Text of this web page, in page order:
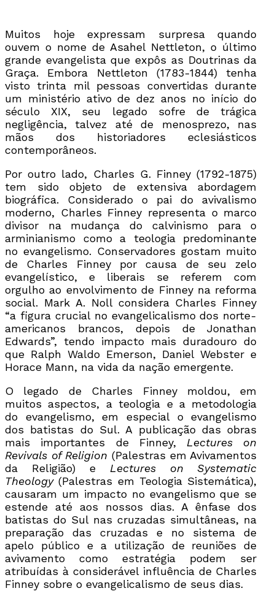
Muitos hoje expressam surpresa quando
ouvem o nome de Asahel Nettleton, o último
grande evangelista que expôs as Doutrinas da
Graça. Embora Nettleton (1783-1844) tenha
visto trinta mil pessoas convertidas durante
um ministério ativo de dez anos no início do
século XIX, seu legado sofre de trágica
negligência, talvez até de menosprezo, nas
mãos dos historiadores eclesiásticos
contemporâneos.
Por outro lado, Charles G. Finney (1792-1875)
tem sido objeto de extensiva abordagem
biográfica. Considerado o pai do avivalismo
moderno, Charles Finney representa o marco
divisor na mudança do calvinismo para o
arminianismo como a teologia predominante
no evangelismo. Conservadores gostam muito
de Charles Finney por causa de seu zelo
evangelístico, e liberais se referem com
orgulho ao envolvimento de Finney na reforma
social. Mark A. Noll considera Charles Finney
“a figura crucial no evangelicalismo dos norte-
americanos brancos, depois de Jonathan
Edwards”, tendo impacto mais duradouro do
que Ralph Waldo Emerson, Daniel Webster e
Horace Mann, na vida da nação emergente.
O legado de Charles Finney moldou, em
muitos aspectos, a teologia e a metodologia
do evangelismo, em especial o evangelismo
dos batistas do Sul. A publicação das obras
mais importantes de Finney, Lectures on
Revivals of Religion(Palestras em Avivamentos
da Religião) e Lectures on Systematic
Theology(Palestras em Teologia Sistemática),
causaram um impacto no evangelismo que se
estende até aos nossos dias. A ênfase dos
batistas do Sul nas cruzadas simultâneas, na
preparação das cruzadas e no sistema de
apelo público e a utilização de reuniões de
avivamento como estratégia podem ser
atribuídas à considerável influência de Charles
Finney sobre o evangelicalismo de seus dias.